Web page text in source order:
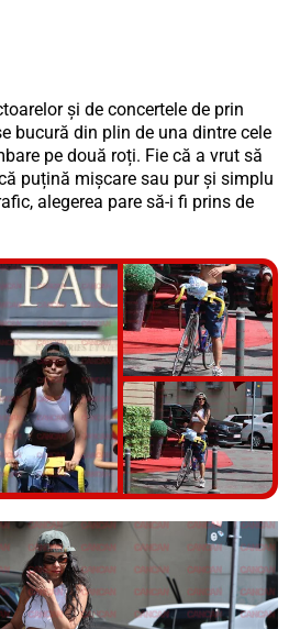
și de concertele de prin
bucură din plin de una dintre cele
pe două roți. Fie că a vrut să
puțină mișcare sau pur și simplu
alegerea pare să-i fi prins de
Vezi galeria foto
8 poze